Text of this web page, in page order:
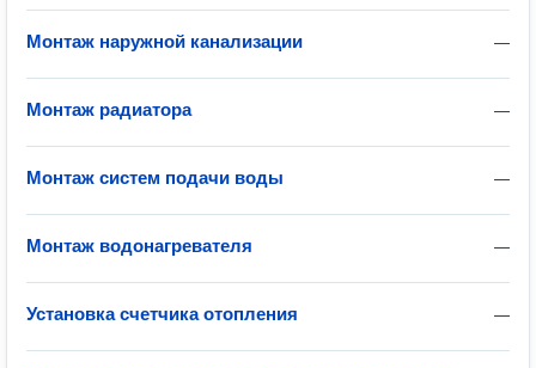
—
Монтаж наружной канализации
—
Монтаж радиатора
—
Монтаж систем подачи воды
—
Монтаж водонагревателя
—
Установка счетчика отопления